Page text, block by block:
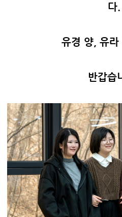
다.
유경 양, 유라
반갑습